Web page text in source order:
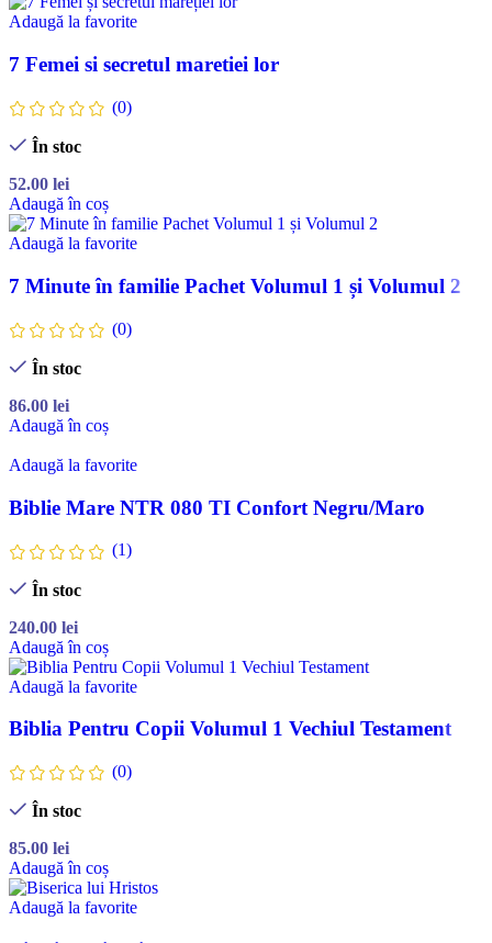
Adaugă la favorite
7 Femei si secretul maretiei lor
(0)
În stoc
52.00 lei
Adaugă în coș
Adaugă la favorite
7 Minute în familie Pachet Volumul 1 și Volumul 2
(0)
În stoc
86.00 lei
Adaugă în coș
Adaugă la favorite
Biblie Mare NTR 080 TI Confort Negru/Maro
(1)
În stoc
240.00 lei
Adaugă în coș
Adaugă la favorite
Biblia Pentru Copii Volumul 1 Vechiul Testament
(0)
În stoc
85.00 lei
Adaugă în coș
Adaugă la favorite